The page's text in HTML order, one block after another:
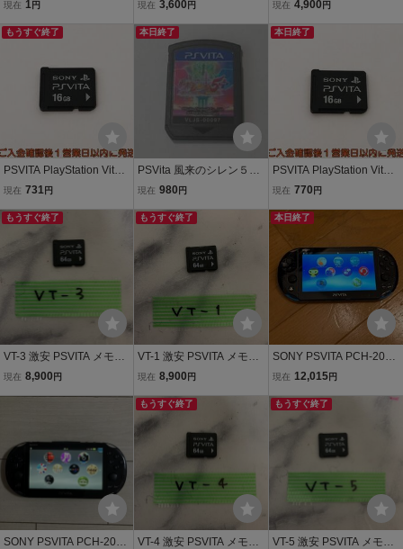
ン 1A0520-013kk/F8
現在 1円
プレイステーション
現在 3,600 円
パイレーツ メアリスケル
現在 4,900 円
もうすぐ終了
PSVITA PlayStation Vita
専用メモリーカード 16G
ョン 1A0429-016kk/F8
現在 731円
本日終了
PSVita 風来のシレン５plu
s ソフトのみ
現在 980 円
本日終了
PSVITA PlayStation Vita
専用メモリーカード 16G
ョン 1A0429-030kk/F8
現在 770 円
もうすぐ終了
VT-3 激安 PSVITA メモリ
ーカード 64GB フォーマ
現在 8,900 円
もうすぐ終了
VT-1 激安 PSVITA メモリ
ーカード 64GB フォーマ
現在 8,900 円
本日終了
SONY PSVITA PCH-2000
ビータ ソニー Vita
現在 12,015円
SONY PSVITA PCH-2000
もうすぐ終了
VT-4 激安 PSVITA メモリ
もうすぐ終了
VT-5 激安 PSVITA メモリ